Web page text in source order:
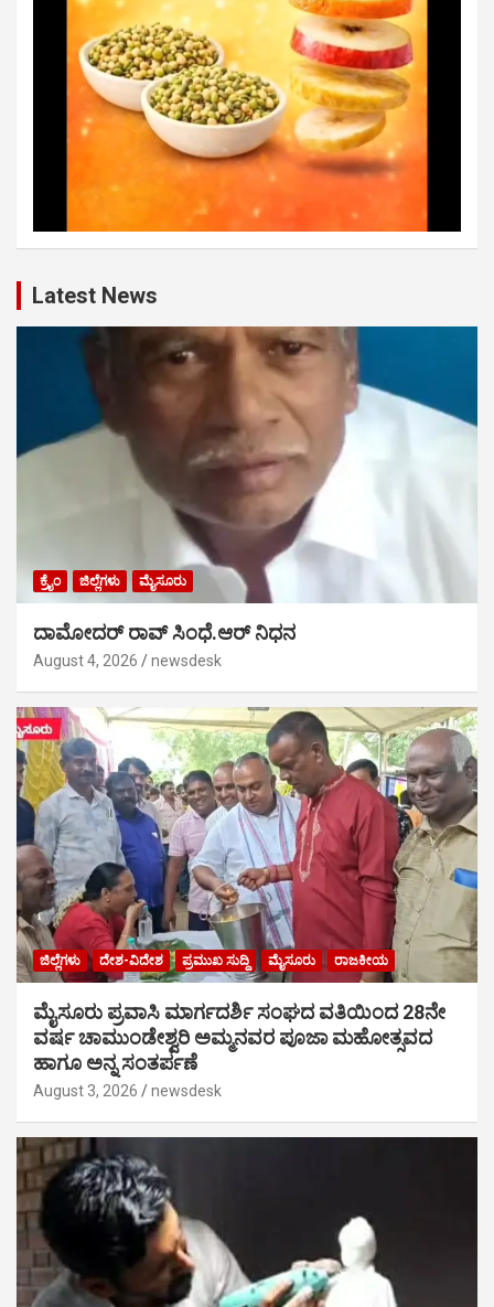
Latest News
ಕ್ರೈಂ ಜಿಲ್ಲೆಗಳು ಮೈಸೂರು
ದಾಮೋದರ್ ರಾವ್ ಸಿಂಧೆ.ಆರ್ ನಿಧನ
August 4, 2026 newsdesk
ಜಿಲ್ಲೆಗಳು ದೇಶ-ವಿದೇಶ ಪ್ರಮುಖ ಸುದ್ದಿ ಮೈಸೂರು ರಾಜಕೀಯ
ಮೈಸೂರು ಪ್ರವಾಸಿ ಮಾರ್ಗದರ್ಶಿ ಸಂಘದ ವತಿಯಿಂದ 28ನೇ
ವರ್ಷ ಚಾಮುಂಡೇಶ್ವರಿ ಅಮ್ಮನವರ ಪೂಜಾ ಮಹೋತ್ಸವದ
ಹಾಗೂ ಅನ್ನ ಸಂತರ್ಪಣೆ
August 3, 2026 newsdesk